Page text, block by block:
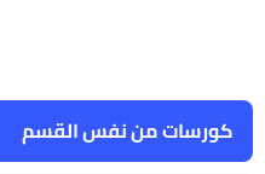
كورسات من نفس القسم